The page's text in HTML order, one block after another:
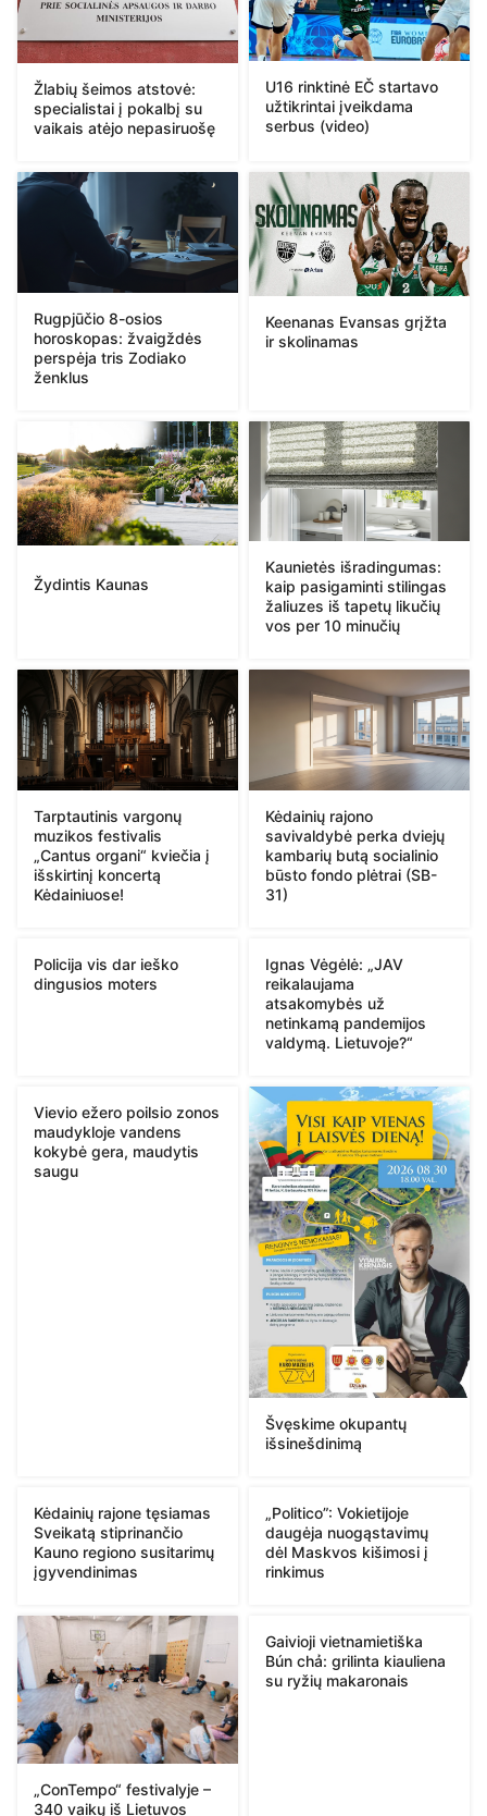
Žlabių šeimos atstovė:
specialistai į pokalbį su
vaikais atėjo nepasiruošę
U16 rinktinė EČ startavo
užtikrintai įveikdama
serbus (video)
Rugpjūčio 8-osios
horoskopas: žvaigždės
perspėja tris Zodiako
ženklus
Keenanas Evansas grįžta
ir skolinamas
Žydintis Kaunas
Kaunietės išradingumas:
kaip pasigaminti stilingas
žaliuzes iš tapetų likučių
vos per 10 minučių
Tarptautinis vargonų
muzikos festivalis
„Cantus organi“ kviečia į
išskirtinį koncertą
Kėdainiuose!
Kėdainių rajono
savivaldybė perka dviejų
kambarių butą socialinio
būsto fondo plėtrai (SB-
31)
Policija vis dar ieško
dingusios moters
Ignas Vėgėlė: „JAV
reikalaujama
atsakomybės už
netinkamą pandemijos
valdymą. Lietuvoje?“
Vievio ežero poilsio zonos
maudykloje vandens
kokybė gera, maudytis
saugu
Švęskime okupantų
išsinešdinimą
Kėdainių rajone tęsiamas
Sveikatą stiprinančio
Kauno regiono susitarimų
įgyvendinimas
„Politico”: Vokietijoje
daugėja nuogąstavimų
dėl Maskvos kišimosi į
rinkimus
„ConTempo“ festivalyje –
340 vaikų iš Lietuvos
Gaivioji vietnamietiška
Bún chả: grilinta kiauliena
su ryžių makaronais